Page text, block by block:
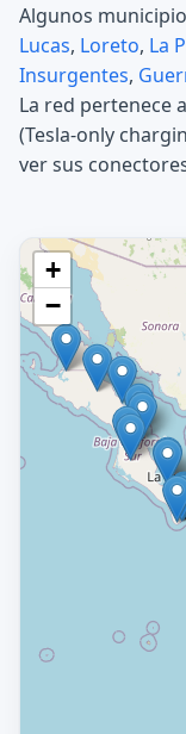
Algunos
Lucas, Loreto, La
Insurgentes,
La red pertenece
(Tesla-only
ver sus
+
−